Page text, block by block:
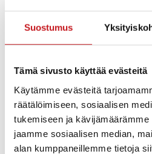
Suostumus
Tämä sivusto käyttää evästeitä
Käytämme evästeitä
räätälöimiseen, sosiaalisen
tukemiseen ja
jaamme sosiaalisen median,
alan kumppaneillemme tietoja
Tietotekniikalla ehostettu
kirjaa Matti Rossin äänellä
aukioloaikoina.
Avajaiset ma 20.3. klo 17.30.
Kahvia ja pullaa.